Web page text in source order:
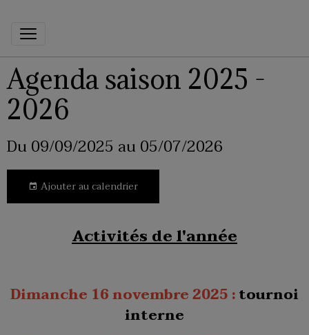
Agenda saison 2025 -
2026
Du 09/09/2025 au 05/07/2026
Ajouter au calendrier
Activités de l'année
Dimanche 16 novembre 2025 :tournoi
interne